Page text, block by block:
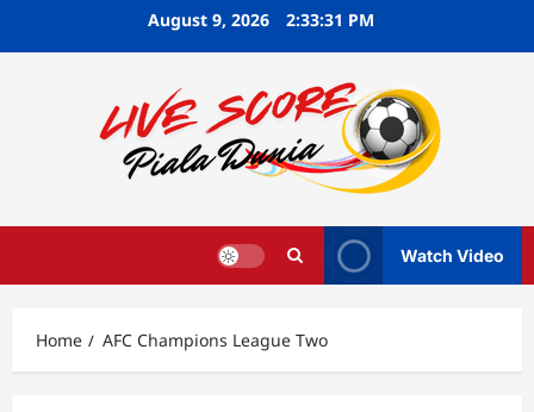
August 9, 2026 2:33:32 PM
Watch Video
Home AFC Champions League Two